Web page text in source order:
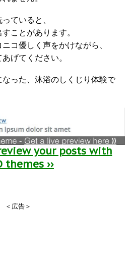
ていると、
ことがあります。
コ優しく声をかけながら、
げてください。
った、沐浴のしくじり体験で
your posts with
themes ››
＜広告＞